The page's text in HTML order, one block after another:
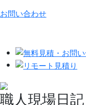
お問い合わせ
職人現場日記